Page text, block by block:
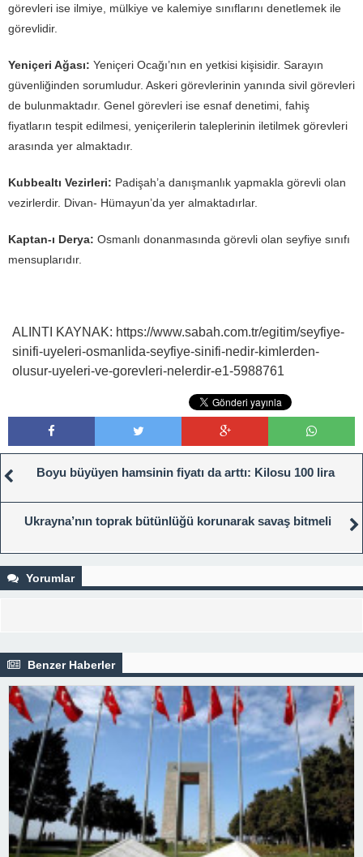
görevleri ise ilmiye, mülkiye ve kalemiye sınıflarını denetlemek ile
görevlidir.
Yeniçeri Ağası: Yeniçeri Ocağı’nın en yetkisi kişisidir. Sarayın
güvenliğinden sorumludur. Askeri görevlerinin yanında sivil görevleri
de bulunmaktadır. Genel görevleri ise esnaf denetimi, fahiş
fiyatların tespit edilmesi, yeniçerilerin taleplerinin iletilmek görevleri
arasında yer almaktadır.
Kubbealtı Vezirleri: Padişah’a danışmanlık yapmakla görevli olan
vezirlerdir. Divan- Hümayun’da yer almaktadırlar.
Kaptan-ı Derya: Osmanlı donanmasında görevli olan seyfiye sınıfı
mensuplarıdır.
ALINTI KAYNAK: https://www.sabah.com.tr/egitim/seyfiye-
sinifi-uyeleri-osmanlida-seyfiye-sinifi-nedir-kimlerden-
olusur-uyeleri-ve-gorevleri-nelerdir-e1-5988761
Boyu büyüyen hamsinin fiyatı da arttı: Kilosu 100 lira
Ukrayna’nın toprak bütünlüğü korunarak savaş bitmeli
Yorumlar
Benzer Haberler